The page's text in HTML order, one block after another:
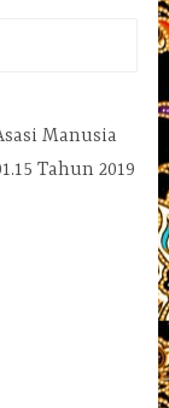
Manusia
Tahun 2019